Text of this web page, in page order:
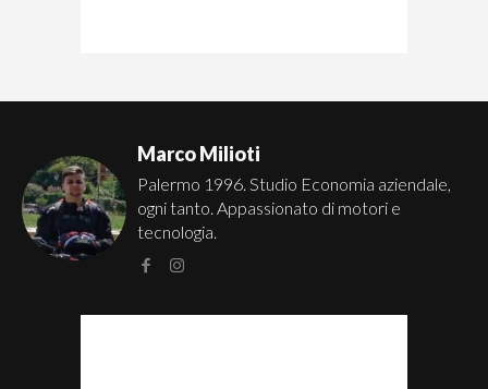
Marco Milioti
Palermo 1996. Studio Economia aziendale,
ogni tanto. Appassionato di motori e
tecnologia.